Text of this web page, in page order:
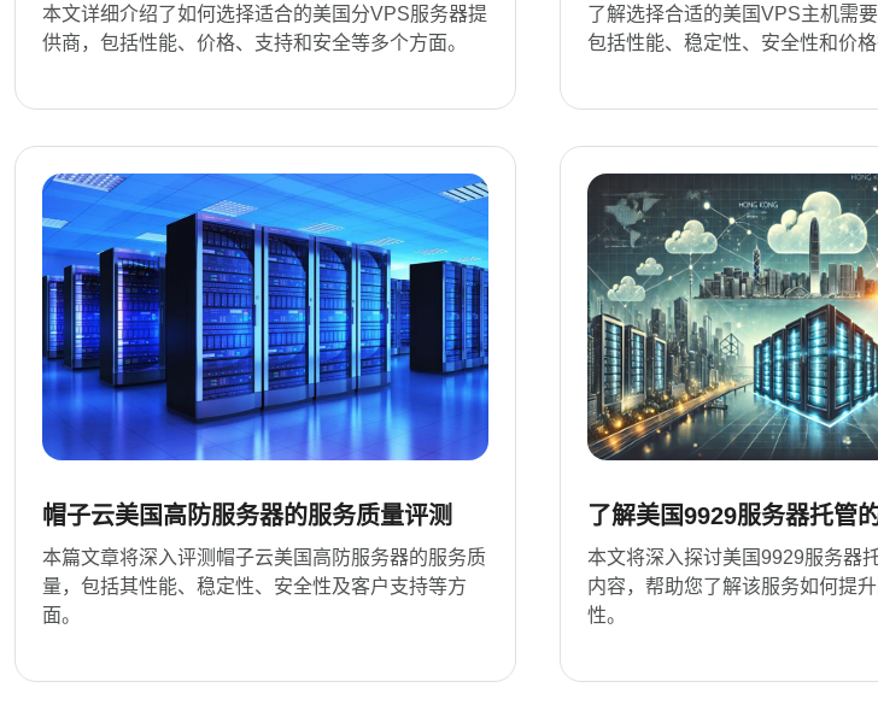
本文详细介绍了如何选择适合的美国分VPS服务器提
供商，包括性能、价格、支持和安全等多个方面。
素
了解选择合适的美国VPS主机需要
包括性能、稳定性、安全性和价格
帽子云美国高防服务器的服务质量评测
本篇文章将深入评测帽子云美国高防服务器的服务质
量，包括其性能、稳定性、安全性及客户支持等方
面。
了解美国9929服务器托管
容
本文将深入探讨美国9929服务器
内容，帮助您了解该服务如何提
性。